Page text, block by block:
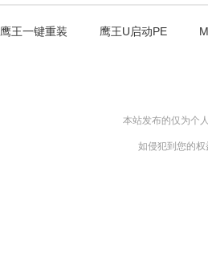
鹰王一键重装 鹰王U启动PE
本站发布的仅为个
如侵犯到您的